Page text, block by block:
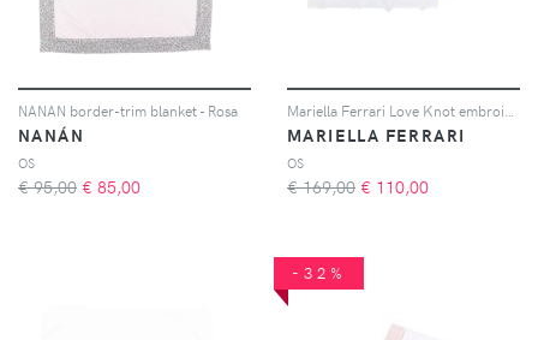
NANAN border-trim blanket - Rosa
NANÁN
OS
€ 95,00 € 85,00
MARIELLA FERRARI
OS
€ 169,00 € 110,00
-32%